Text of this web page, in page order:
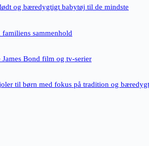
og bæredygtigt babytøj til de mindste
sammenhold
James Bond film og tv-serier
til børn med fokus på tradition og